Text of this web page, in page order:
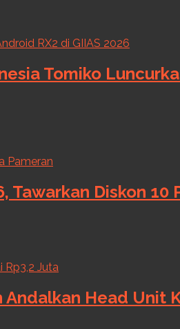
Tomiko
Tawarkan Diskon 10
Head Unit